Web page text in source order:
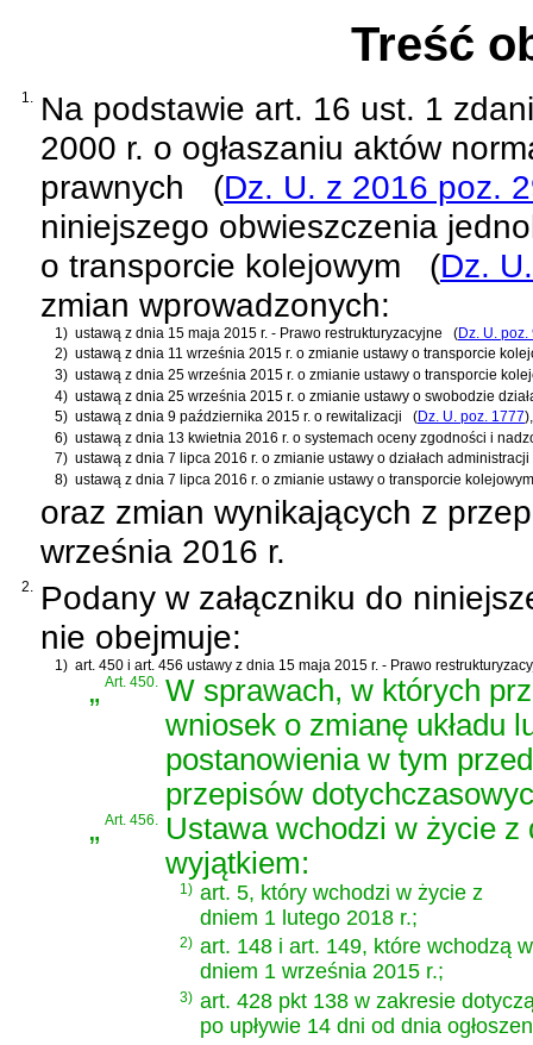
Treść
1. Na podstawie art. 16 ust. 1
2000 r. o ogłaszaniu aktów
prawnych
(Dz. U. z 2016 poz.
niniejszego obwieszczenia
o transporcie kolejowym
(Dz.
zmian wprowadzonych:
1) ustawą z dnia 15 maja 2015 r. - Prawo restrukturyzacyjne (Dz. U. poz.
2) ustawą z dnia 11 września 2015 r. o zmianie ustawy o transporcie
3) ustawą z dnia 25 września 2015 r. o zmianie ustawy o transporcie
4) ustawą z dnia 25 września 2015 r. o zmianie ustawy o swobodzie
5) ustawą z dnia 9 października 2015 r. o rewitalizacji (Dz. U. poz. 1777),
6) ustawą z dnia 13 kwietnia 2016 r. o systemach oceny zgodności i
7) ustawą z dnia 7 lipca 2016 r. o zmianie ustawy o działach
8) ustawą z dnia 7 lipca 2016 r. o zmianie ustawy o transporcie
oraz zmian wynikających z
września 2016 r.
2.
Podany w załączniku do
nie obejmuje:
1) art. 450 i art. 456 ustawy z dnia 15 maja 2015 r. - Prawo
„Art. 450.
W sprawach, w których
wniosek o zmianę układu
postanowienia w tym
przepisów
„Art. 456.
Ustawa wchodzi w życie
wyjątkiem:
1) art. 5, który wchodzi w życie z
dniem 1 lutego 2018 r.;
2) art. 148 i art. 149, które wchodzą
dniem 1 września 2015 r.;
3) art. 428 pkt 138 w zakresie
po upływie 14 dni od dnia